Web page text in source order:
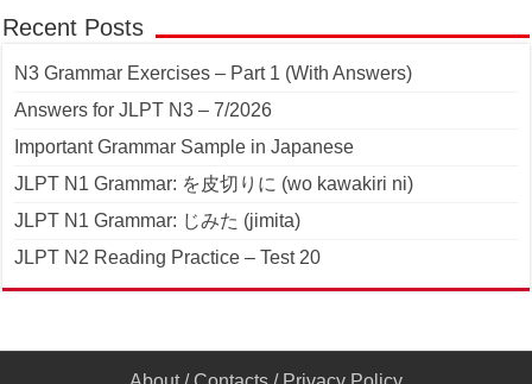
Recent Posts
N3 Grammar Exercises – Part 1 (With Answers)
Answers for JLPT N3 – 7/2026
Important Grammar Sample in Japanese
JLPT N1 Grammar: を皮切りに (wo kawakiri ni)
JLPT N1 Grammar: じみた (jimita)
JLPT N2 Reading Practice – Test 20